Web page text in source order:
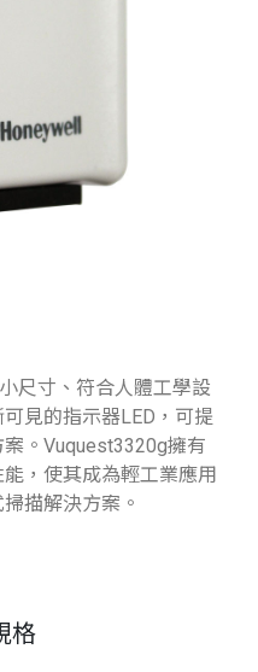
尺寸、符合人體工學設
見的指示器LED，可提
。Vuquest3320g擁有
，使其成為輕工業應用
描解決方案。
格